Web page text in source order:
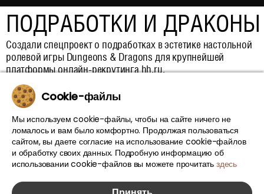
ПОДРАБОТКИ И ДРАКОНЫ
Создали спецпроект о подработках в эстетике настольной
ролевой игры Dungeons & Dragons для крупнейшей
платформы онлайн-рекрутинга hh.ru.
Cookie-файлы
Мы используем cookie-файлы, чтобы на сайте ничего не
ломалось и вам было комфортно. Продолжая пользоваться
сайтом, вы даете согласие на использование cookie-файлов
и обработку своих данных. Подробную информацию об
использовании cookie-файлов вы можете прочитать здесь